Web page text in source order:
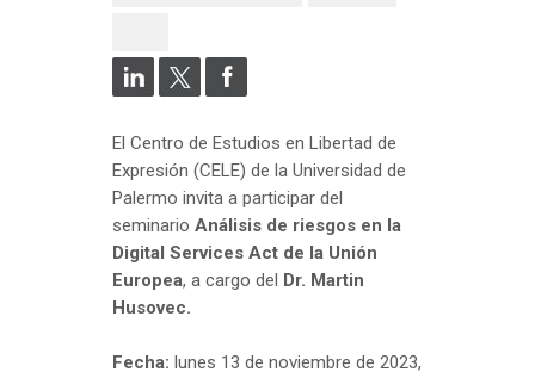
El Centro de Estudios en Libertad de
Expresión (CELE) de la Universidad de
Palermo invita a participar del
seminario Análisis de riesgos en la
Digital Services Act de la Unión
Europea, a cargo del Dr. Martin
Husovec.
Fecha: lunes 13 de noviembre de 2023,